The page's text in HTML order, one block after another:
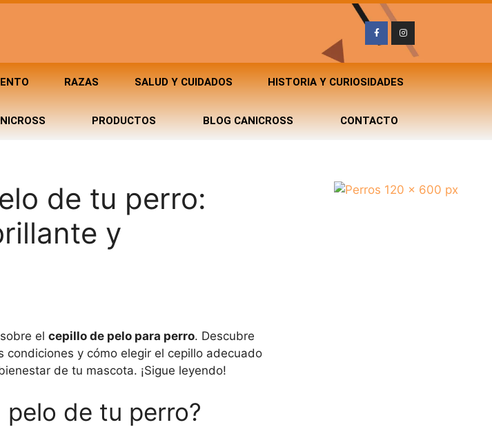
RAZAS SALUD Y CUIDADOS HISTORIA Y CURIOSIDADES
PRODUCTOS BLOG CANICROSS CONTACTO
de tu perro:
y
el cepillo de pelo para perro. Descubre
y cómo elegir el cepillo adecuado
de tu mascota. ¡Sigue leyendo!
de tu perro?